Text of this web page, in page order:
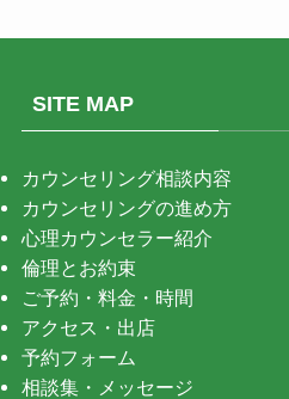
SITE MAP
カウンセリング相談内容
カウンセリングの進め方
心理カウンセラー紹介
倫理とお約束
ご予約・料金・時間
アクセス・出店
予約フォーム
相談集・メッセージ